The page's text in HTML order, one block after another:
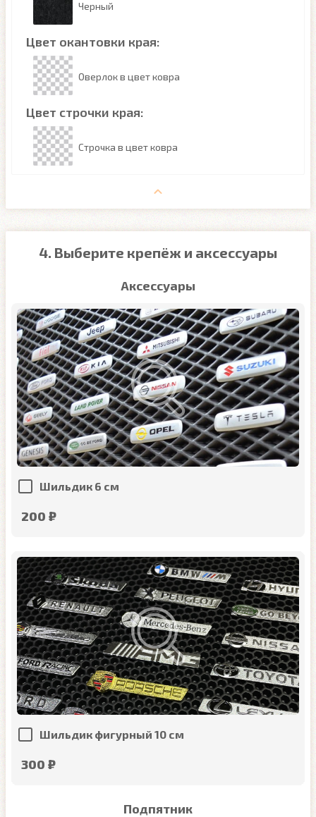
Черный
Цвет окантовки края:
Оверлок в цвет ковра
Цвет строчки края:
Строчка в цвет ковра
4. Выберите крепёж и аксессуары
Аксессуары
Шильдик 6 см
200 ₽
Шильдик фигурный 10 см
300 ₽
Подпятник